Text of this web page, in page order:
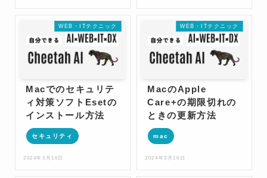
WEB・ITテクニック
Macでのセキュリテ
ィ対策ソフトEsetの
インストール方法
セキュリティ
2024年3月16日
WEB・ITテクニック
MacのApple
Care+の期限切れの
ときの更新方法
mac
2024年3月16日